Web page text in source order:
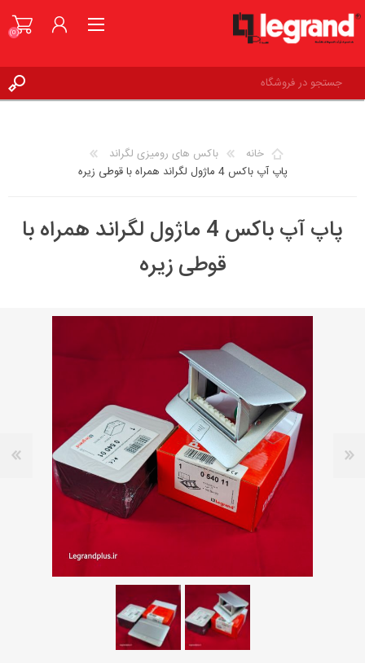
(0)
خانه
باکس های رومیزی لگراند
پاپ آپ باکس 4 ماژول لگراند همراه با قوطی زیره
پاپ آپ باکس 4 ماژول لگراند همراه با
قوطی زیره